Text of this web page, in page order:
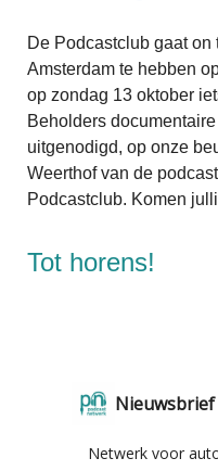
De Podcastclub gaat
Amsterdam te hebben
op zondag 13 oktober
Beholders
uitgenodigd, op onze
Weerthof van de podcast
Podcastclub. Komen
Tot horens!
Netwerk voor